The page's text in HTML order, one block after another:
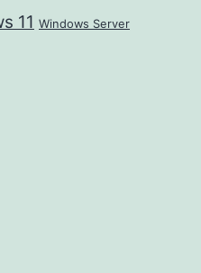
11 Windows Server